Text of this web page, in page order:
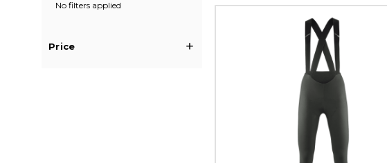
No filters applied
Price